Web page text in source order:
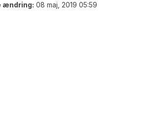
ændring: 08 maj, 2019 05:59